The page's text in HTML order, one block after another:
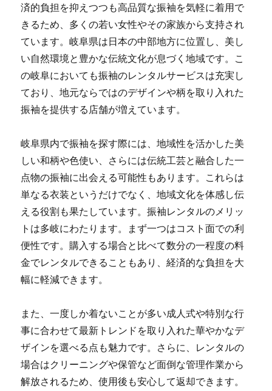
済的負担を抑えつつも高品質な振袖を気軽に着用で
きるため、多くの若い女性やその家族から支持され
ています。岐阜県は日本の中部地方に位置し、美し
い自然環境と豊かな伝統文化が息づく地域です。こ
の岐阜においても振袖のレンタルサービスは充実し
ており、地元ならではのデザインや柄を取り入れた
振袖を提供する店舗が増えています。
岐阜県内で振袖を探す際には、地域性を活かした美
しい和柄や色使い、さらには伝統工芸と融合した一
点物の振袖に出会える可能性もあります。これらは
単なる衣装というだけでなく、地域文化を体感し伝
える役割も果たしています。振袖レンタルのメリッ
トは多岐にわたります。まず一つはコスト面での利
便性です。購入する場合と比べて数分の一程度の料
金でレンタルできることもあり、経済的な負担を大
幅に軽減できます。
また、一度しか着ないことが多い成人式や特別な行
事に合わせて最新トレンドを取り入れた華やかなデ
ザインを選べる点も魅力です。さらに、レンタルの
場合はクリーニングや保管など面倒な管理作業から
解放されるため、使用後も安心して返却できます。